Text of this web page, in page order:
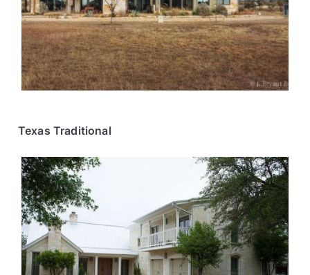
Texas Traditional